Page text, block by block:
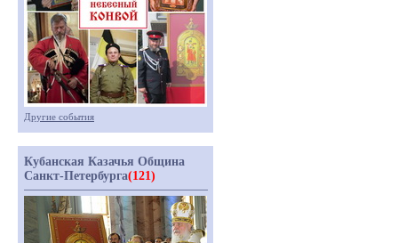
Другие события
Кубанская Казачья Община
Санкт-Петербурга(121)